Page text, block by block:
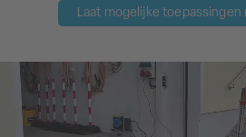
Laat mogelijke